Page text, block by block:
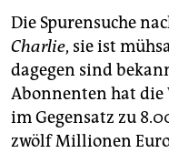
Die Spurensuche
Charlie, sie ist
dagegen sind
Abonnenten hat die
im Gegensatz zu
zwölf Millionen